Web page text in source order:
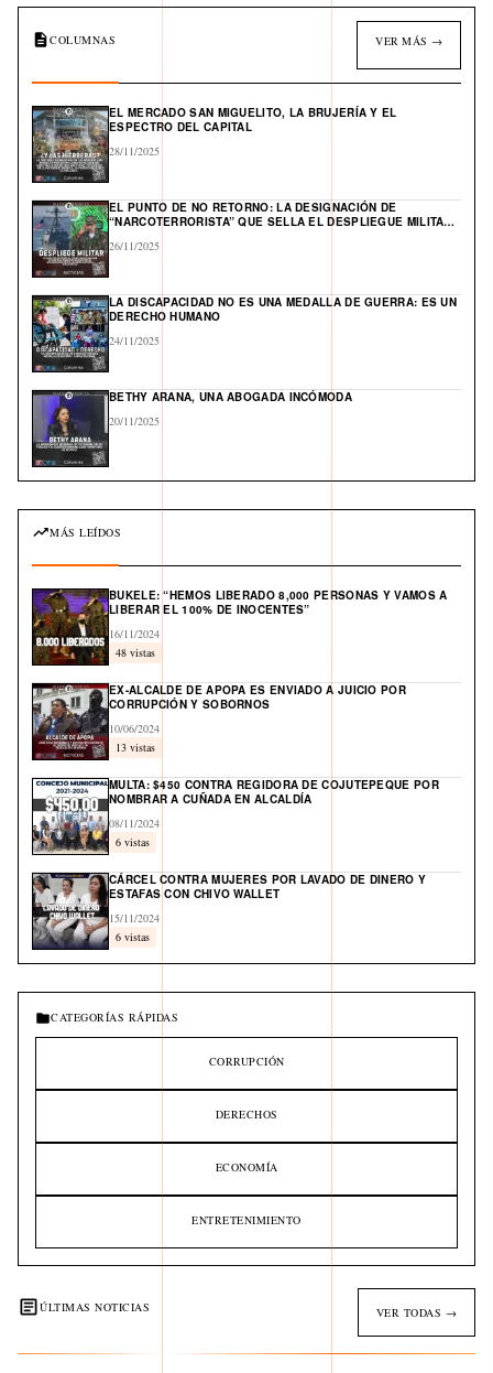
COLUMNAS VER MÁS →
EL MERCADO SAN MIGUELITO, LA BRUJERÍA Y EL
ESPECTRO DEL CAPITAL
28/11/2025
EL PUNTO DE NO RETORNO: LA DESIGNACIÓN DE
“NARCOTERRORISTA” QUE SELLA EL DESPLIEGUE MILITAR
26/11/2025
LA DISCAPACIDAD NO ES UNA MEDALLA DE GUERRA: ES UN
DERECHO HUMANO
24/11/2025
BETHY ARANA, UNA ABOGADA INCÓMODA
20/11/2025
MÁS LEÍDOS
BUKELE: “HEMOS LIBERADO 8,000 PERSONAS Y VAMOS A
LIBERAR EL 100% DE INOCENTES”
16/11/2024
48 vistas
EX-ALCALDE DE APOPA ES ENVIADO A JUICIO POR
CORRUPCIÓN Y SOBORNOS
10/06/2024
13 vistas
MULTA: $450 CONTRA REGIDORA DE COJUTEPEQUE POR
NOMBRAR A CUÑADA EN ALCALDÍA
08/11/2024
6 vistas
CÁRCEL CONTRA MUJERES POR LAVADO DE DINERO Y
ESTAFAS CON CHIVO WALLET
15/11/2024
6 vistas
CATEGORÍAS RÁPIDAS
CORRUPCIÓN
DERECHOS
ECONOMÍA
ENTRETENIMIENTO
ÚLTIMAS NOTICIAS VER TODAS →